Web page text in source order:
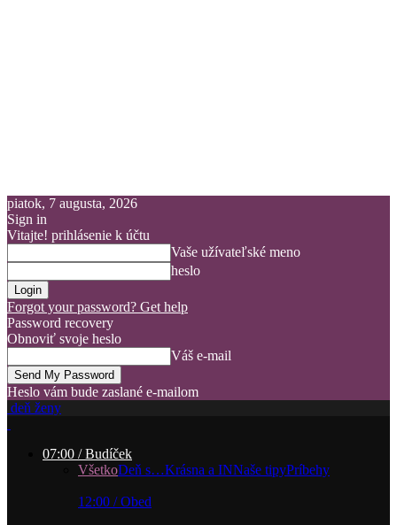
piatok, 7 augusta, 2026
Sign in
Vitajte! prihlásenie k účtu
Vaše užívateľské meno
heslo
Forgot your password? Get help
Password recovery
Obnoviť svoje heslo
Váš e-mail
Heslo vám bude zaslané e-mailom
deň ženy
07:00 / Budíček
VšetkoDeň s…Krásna a INNaše tipyPríbehy
12:00 / Obed